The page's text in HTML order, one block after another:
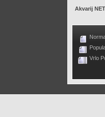
Akvarij
Vrlo